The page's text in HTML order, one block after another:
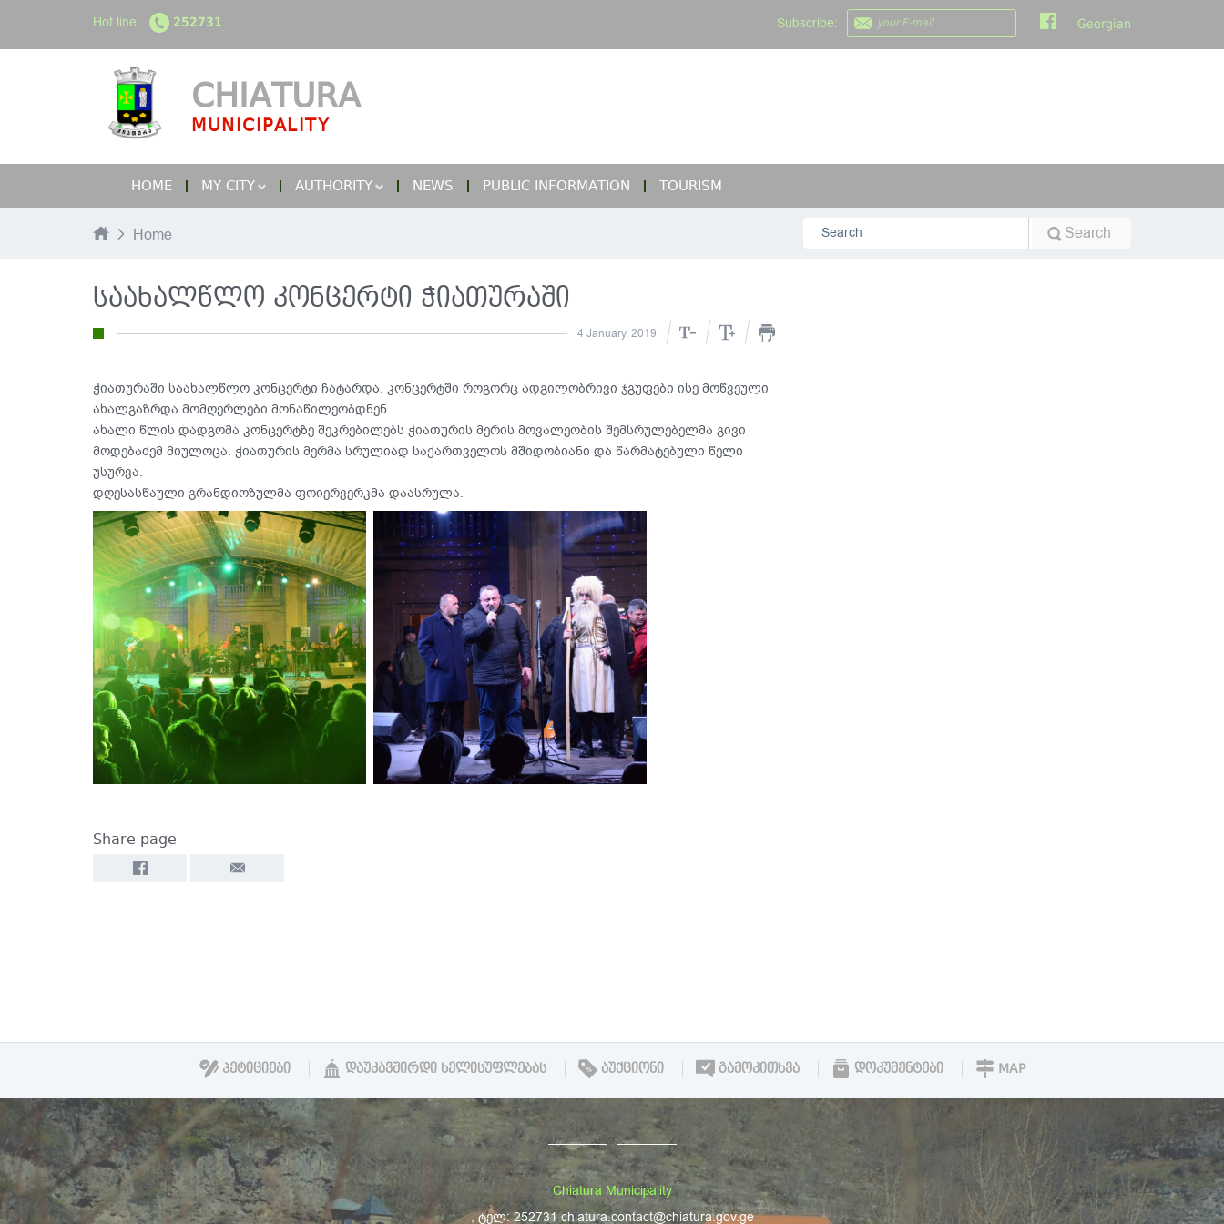
Hot line: 252731 Subscribe: Georgian
CHIATURA
MUNICIPALITY
HOME MY CITY AUTHORITY NEWS PUBLIC INFORMATION TOURISM
Home
საახალწლო კონცერტი ჭიათურაში
4 January, 2019
ჭიათურაში საახალწლო კონცერტი ჩატარდა. კონცერტში როგორც ადგილობრივი ჯგუფები ისე მოწვეული
ახალგაზრდა მომღერლები მონაწილეობდნენ.
ახალი წლის დადგომა კონცერტზე შეკრებილებს ჭიათურის მერის მოვალეობის შემსრულებელმა გივი
მოდებაძემ მიულოცა. ჭიათურის მერმა სრულიად საქართველოს მშიდობიანი და წარმატებული წელი
უსურვა.
დღესასწაული გრანდიოზულმა ფოიერვერკმა დაასრულა.
Share page
ᲞᲔᲢᲘᲪᲘᲔᲑᲘ ᲓᲐᲣᲙᲐᲕᲨᲘᲠᲓᲘ ᲮᲔᲚᲘᲡᲣᲤᲚᲔᲑᲐᲡ ᲐᲣᲥᲪᲘᲝᲜᲘ ᲒᲐᲛᲝᲙᲘᲗᲮᲕᲐ ᲓᲝᲙᲣᲛᲔᲜᲢᲔᲑᲘ MAP
Chiatura Municipality
, ტელ: 252731 chiatura.contact@chiatura.gov.ge